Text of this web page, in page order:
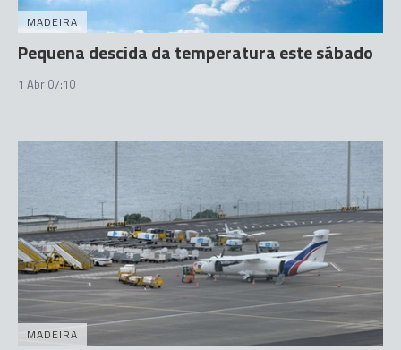
MADEIRA
Pequena descida da temperatura este sábado
1 Abr 07:10
MADEIRA